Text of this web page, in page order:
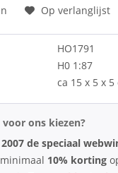
Op verlanglijst
HO1791
H0 1:87
ca 15 x 5 x 5
ons kiezen?
2007 de speciaal
10% korting